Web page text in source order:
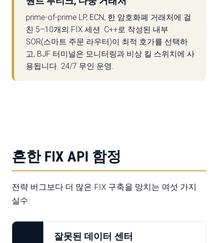
prime-of-prime LP, ECN, 한 암호화폐 거래처에 걸
친 5–10개의 FIX 세션. C++로 작성된 내부
SOR(스마트 주문 라우터)이 최적 호가를 선택하
고, BJF 터미널은 모니터링과 비상 킬 스위치에 사
용됩니다. 24/7 무인 운영.
흔한 FIX API 함정
전략 버그보다 더 많은 FIX 구축을 망치는 여섯 가지
실수:
잘못된 데이터 센터